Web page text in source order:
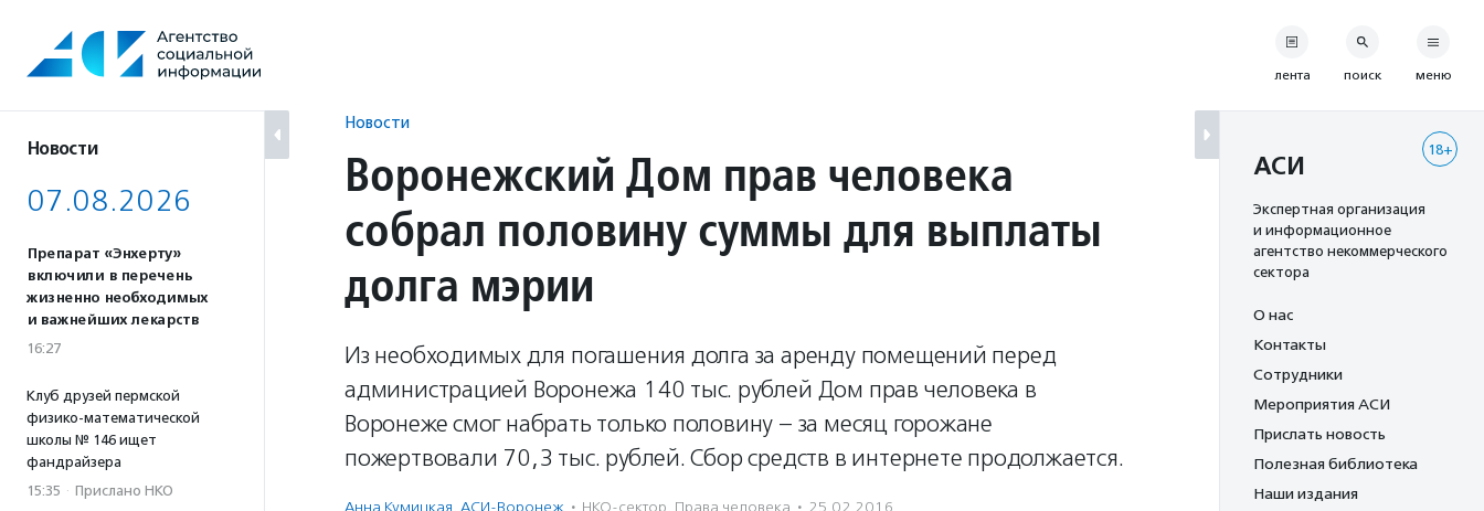
содержанию
Новости
07.08.2026
Препарат «Энхерту»
включили в перечень
жизненно необходимых
и важнейших лекарств
16:27
Клуб друзей пермской
физико-математической
школы № 146 ищет
фандрайзера
15:35 · Прислано НКО
Новости
Воронежский Дом прав человека
собрал половину суммы для выплаты
долга мэрии
Из необходимых для погашения долга за аренду помещений перед
администрацией Воронежа 140 тыс. рублей Дом прав человека в
Воронеже смог набрать только половину – за месяц горожане
пожертвовали 70,3 тыс. рублей. Сбор средств в интернете продолжается.
Анна Кумицкая, АСИ-Воронеж · НКО-сектор, Права человека · 25.02.2016
лента поиск меню
18+
АСИ
Экспертная организация
и информационное
агентство некоммерческого
сектора
О нас
Контакты
Сотрудники
Мероприятия АСИ
Прислать новость
Полезная библиотека
Наши издания